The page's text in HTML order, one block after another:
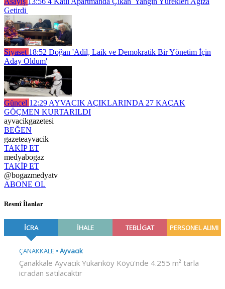
Getirdi
Siyaset 18:52 Doğan 'Adil, Laik ve Demokratik Bir Yönetim İçin
Aday Oldum'
Güncel 12:29 AYVACIK AÇIKLARINDA 27 KAÇAK
GÖÇMEN KURTARILDI
ayvacikgazetesi
BEĞEN
gazeteayvacik
TAKİP ET
medyabogaz
TAKİP ET
@bogazmedyatv
ABONE OL
Resmî İlanlar